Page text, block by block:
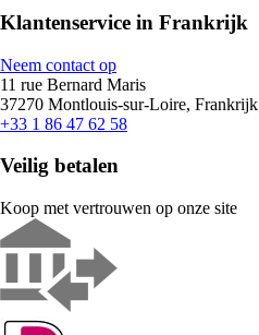
Klantenservice in Frankrijk
Neem contact op
11 rue Bernard Maris
37270 Montlouis-sur-Loire, Frankrijk
+33 1 86 47 62 58
Veilig betalen
Koop met vertrouwen op onze site